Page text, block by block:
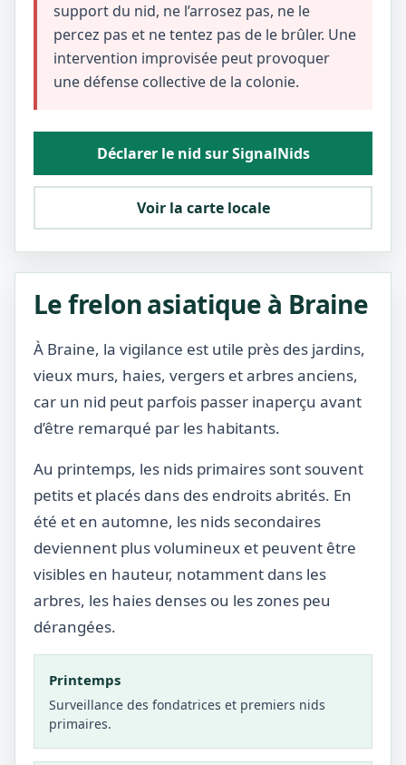
support du nid, ne l’arrosez pas, ne le
percez pas et ne tentez pas de le brûler. Une
intervention improvisée peut provoquer
une défense collective de la colonie.
Déclarer le nid sur SignalNids
Voir la carte locale
Le frelon asiatique à Braine
À Braine, la vigilance est utile près des jardins,
vieux murs, haies, vergers et arbres anciens,
car un nid peut parfois passer inaperçu avant
d’être remarqué par les habitants.
Au printemps, les nids primaires sont souvent
petits et placés dans des endroits abrités. En
été et en automne, les nids secondaires
deviennent plus volumineux et peuvent être
visibles en hauteur, notamment dans les
arbres, les haies denses ou les zones peu
dérangées.
Printemps
Surveillance des fondatrices et premiers nids
primaires.